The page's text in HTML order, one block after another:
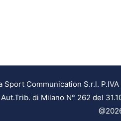
Sport Communication S.r.l.
di Milano N° 262 del